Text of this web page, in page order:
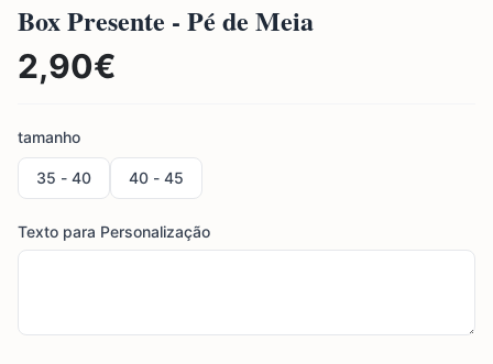
Box Presente - Pé de Meia
2,90€
tamanho
35 - 40 40 - 45
Texto para Personalização